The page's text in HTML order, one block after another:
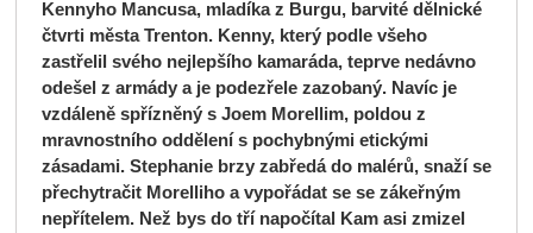
Kennyho Mancusa, mladíka z Burgu, barvité dělnické
čtvrti města Trenton. Kenny, který podle všeho
zastřelil svého nejlepšího kamaráda, teprve nedávno
odešel z armády a je podezřele zazobaný. Navíc je
vzdáleně spřízněný s Joem Morellim, poldou z
mravnostního oddělení s pochybnými etickými
zásadami. Stephanie brzy zabředá do malérů, snaží se
přechytračit Morelliho a vypořádat se se zákeřným
nepřítelem. Než bys do tří napočítal Kam asi zmizel